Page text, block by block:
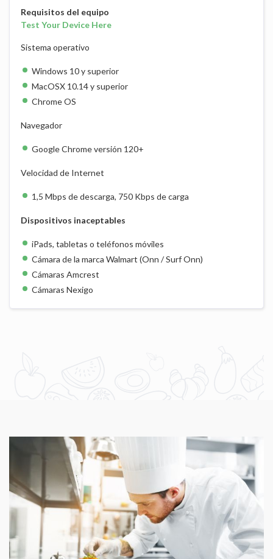
Requisitos del equipo
Test Your Device Here
Sistema operativo
Windows 10 y superior
MacOSX 10.14 y superior
Chrome OS
Navegador
Google Chrome versión 120+
Velocidad de Internet
1,5 Mbps de descarga, 750 Kbps de carga
Dispositivos inaceptables
iPads, tabletas o teléfonos móviles
Cámara de la marca Walmart (Onn / Surf Onn)
Cámaras Amcrest
Cámaras Nexigo